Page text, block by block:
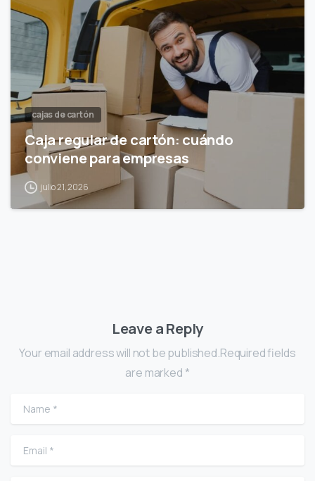
cajas de cartón
Caja regular de cartón: cuándo
conviene para empresas
julio 21, 2026
Leave a Reply
Your email address will not be published.Required fields
are marked *
Name
Email